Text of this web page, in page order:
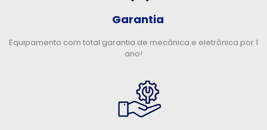
Garantia
Equipamento com total garantia de mecânica e eletrônica por 1
ano!